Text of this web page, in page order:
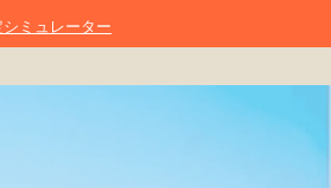
ミュレーター